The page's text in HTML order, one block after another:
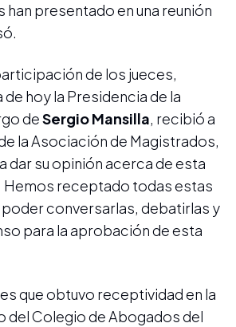
presentado en una reunión
de los jueces,
de hoy la Presidencia de la
deSergio Mansilla, recibió a
la Asociación de Magistrados,
dar su opinión acerca de esta
Hemos receptado todas estas
conversarlas, debatirlas y
para la aprobación de esta
que obtuvo receptividad en la
del Colegio de Abogados del